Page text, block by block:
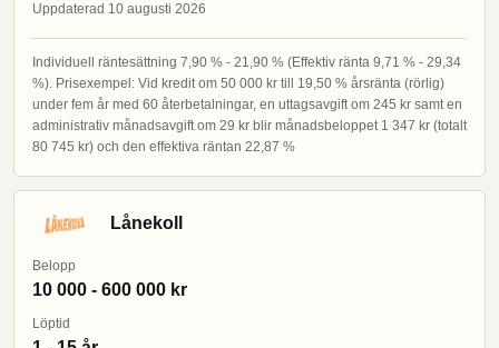
Uppdaterad 10 augusti 2026
Individuell räntesättning 7,90 % - 21,90 % (Effektiv ränta 9,71 % - 29,34
%). Prisexempel: Vid kredit om 50 000 kr till 19,50 % årsränta (rörlig)
under fem år med 60 återbetalningar, en uttagsavgift om 245 kr samt en
administrativ månadsavgift om 29 kr blir månadsbeloppet 1 347 kr (totalt
80 745 kr) och den effektiva räntan 22,87 %
Lånekoll
Belopp
10 000 - 600 000 kr
Löptid